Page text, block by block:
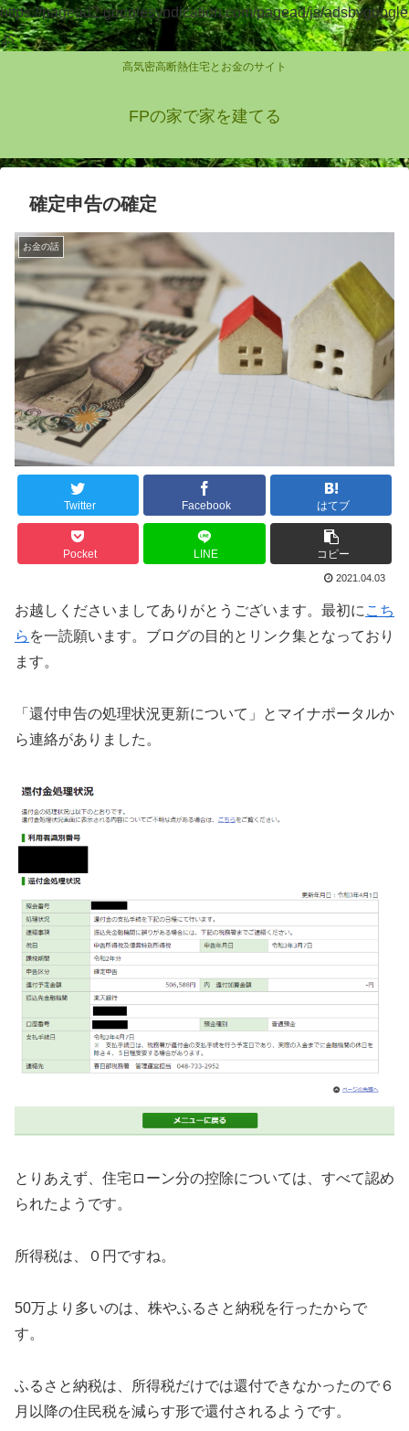
https://pagead2.googlesyndication.com/pagead/js/adsbygoogle
.js
高気密高断熱住宅とお金のサイト
FPの家で家を建てる
確定申告の確定
お金の話
Twitter Facebook はてブ
Pocket LINE コピー
2021.04.03
お越しくださいましてありがとうございます。最初にこち
ら を一読願います。ブログの目的とリンク集となっており
ます。
「還付申告の処理状況更新について」とマイナポータルか
ら連絡がありました。
とりあえず、住宅ローン分の控除については、すべて認め
られたようです。
所得税は、０円ですね。
50万より多いのは、株やふるさと納税を行ったからで
す。
ふるさと納税は、所得税だけでは還付できなかったので６
月以降の住民税を減らす形で還付されるようです。